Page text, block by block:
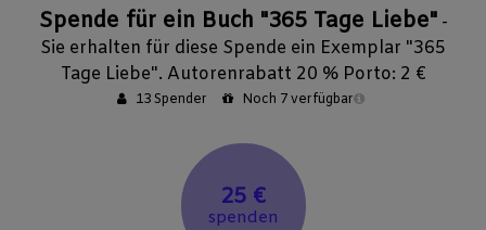
Spende für ein Buch "365 Tage Liebe"-
Sie erhalten für diese Spende ein Exemplar "365
Tage Liebe". Autorenrabatt 20 % Porto: 2 €
13 Spender Noch 7 verfügbar
25 €
spenden